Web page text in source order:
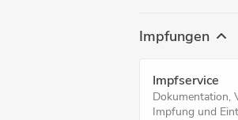
Impfungen
Impf­service
Dokumentation,
Impfung und